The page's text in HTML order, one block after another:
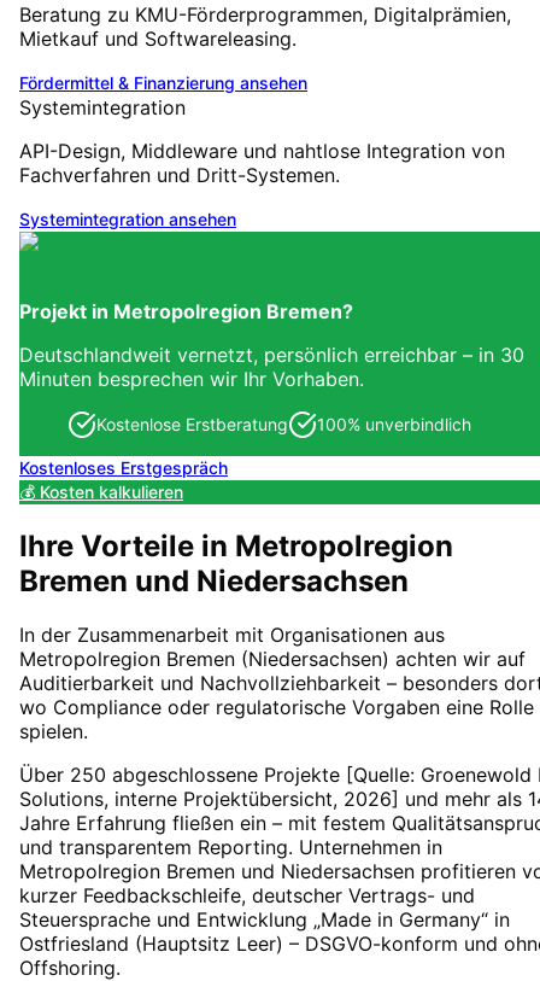
Beratung zu KMU-Förderprogrammen, Digitalprämien,
Mietkauf und Softwareleasing.
Fördermittel & Finanzierung ansehen
Systemintegration
API-Design, Middleware und nahtlose Integration von
Fachverfahren und Dritt-Systemen.
Systemintegration ansehen
Projekt in Metropolregion Bremen?
Deutschlandweit vernetzt, persönlich erreichbar – in 30
Minuten besprechen wir Ihr Vorhaben.
Kostenlose Erstberatung 100% unverbindlich
Kostenloses Erstgespräch
💰 Kosten kalkulieren
Ihre Vorteile in Metropolregion
Bremen und Niedersachsen
In der Zusammenarbeit mit Organisationen aus
Metropolregion Bremen (Niedersachsen) achten wir auf
Auditierbarkeit und Nachvollziehbarkeit – besonders
wo Compliance oder regulatorische Vorgaben eine Rolle
spielen.
Über 250 abgeschlossene Projekte [Quelle: Groenewold
Solutions, interne Projektübersicht, 2026] und mehr als
Jahre Erfahrung fließen ein – mit festem
und transparentem Reporting. Unternehmen in
Metropolregion Bremen und Niedersachsen profitieren
kurzer Feedbackschleife, deutscher Vertrags- und
Steuersprache und Entwicklung „Made in Germany“ in
Ostfriesland (Hauptsitz Leer) – DSGVO-konform und
Offshoring.